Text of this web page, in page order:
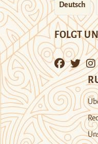
Deutsch
FOLGT